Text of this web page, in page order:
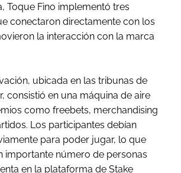
Toque Fino implementó tres
conectaron directamente con los
la interacción con la marca
ubicada en las tribunas de
consistió en una máquina de aire
como freebets, merchandising
Los participantes debían
para poder jugar, lo que
importante número de personas
en la plataforma de Stake